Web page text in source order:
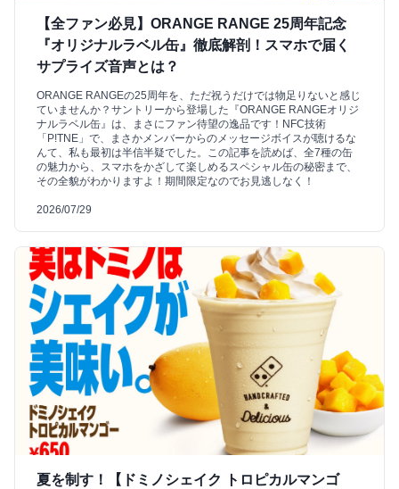
【全ファン必見】ORANGE RANGE 25周年記念
『オリジナルラベル缶』徹底解剖！スマホで届く
サプライズ音声とは？
ORANGE RANGEの25周年を、ただ祝うだけでは物足りないと感じ
ていませんか？サントリーから登場した『ORANGE RANGEオリジ
ナルラベル缶』は、まさにファン待望の逸品です！NFC技術
「P!TNE」で、まさかメンバーからのメッセージボイスが聴けるな
んて、私も最初は半信半疑でした。この記事を読めば、全7種の缶
の魅力から、スマホをかざして楽しめるスペシャル缶の秘密まで、
その全貌がわかりますよ！期間限定なのでお見逃しなく！
2026/07/29
夏を制す！【ドミノシェイク トロピカルマンゴ